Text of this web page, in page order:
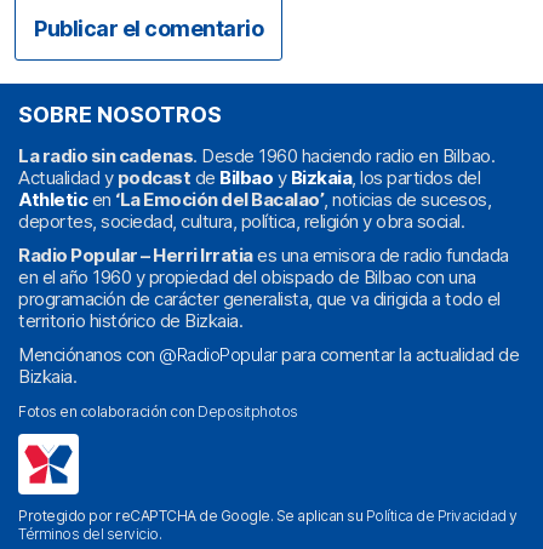
SOBRE NOSOTROS
La radio sin cadenas. Desde 1960 haciendo radio en Bilbao.
Actualidad y podcast de Bilbao y Bizkaia, los partidos del
Athleticen ‘La Emoción del Bacalao’, noticias de sucesos,
deportes, sociedad, cultura, política, religión y obra social.
Radio Popular – Herri Irratiaes una emisora de radio fundada
en el año 1960 y propiedad del obispado de Bilbao con una
programación de carácter generalista, que va dirigida a todo el
territorio histórico de Bizkaia.
Menciónanos con @RadioPopularpara comentar la actualidad de
Bizkaia.
Fotos en colaboración con Depositphotos
Protegido por reCAPTCHA de Google. Se aplican su Política de Privacidad y
Términos del servicio.